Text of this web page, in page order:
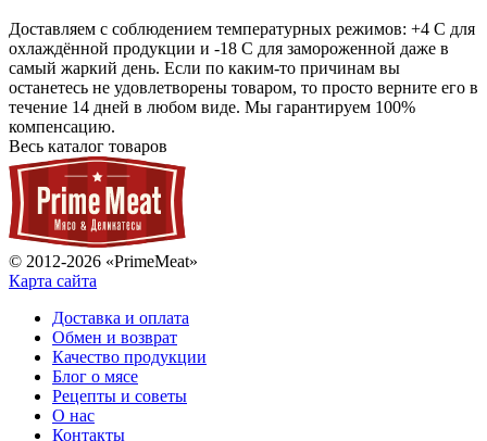
Доставляем с соблюдением температурных режимов: +4 С для
охлаждённой продукции и -18 С для замороженной даже в
самый жаркий день. Если по каким-то причинам вы
останетесь не удовлетворены товаром, то просто верните его в
течение 14 дней в любом виде. Мы гарантируем 100%
компенсацию.
Весь каталог товаров
© 2012-2026 «PrimeMeat»
Карта сайта
Доставка и оплата
Обмен и возврат
Качество продукции
Блог о мясе
Рецепты и советы
О нас
Контакты